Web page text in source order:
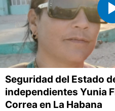
Seguridad del Estado
independientes Yunia
Correa en La Habana